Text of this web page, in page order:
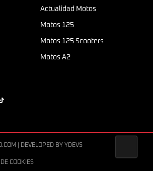
Actualidad Motos
Motos 125
Motos 125 Scooters
Motos A2
| DEVELOPED BY YDEVS
COOKIES